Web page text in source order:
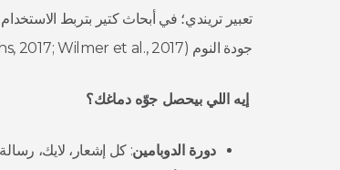
تعبير تريندي؛ في أبحاث كتير بتربط الاستخدام
جودة النوم (Kuss & Griffiths, 2017; Wilmer et al., 2017).
إيه اللي بيحصل جوّه دماغك؟
دورة الدوبامين: كل إشعار، لايك،